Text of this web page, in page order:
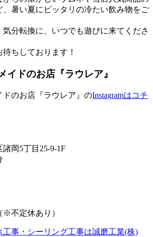
、暑い夏にピッタリの冷たい飲み物をご
分転換に、いつでも遊びに来てくださ
ちしております！
イドのお店『ラウレア』
ドのお店『ラウレア』のInstagramはコチ
岡5丁目25-9-1F
※不定休あり）
事・シーリング工事は誠磨工業(株)